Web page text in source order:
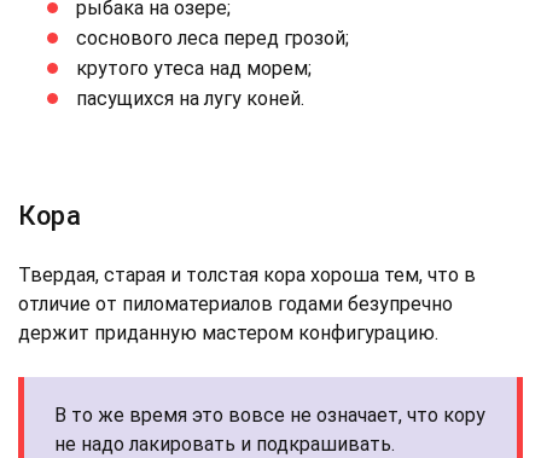
рыбака на озере;
соснового леса перед грозой;
крутого утеса над морем;
пасущихся на лугу коней.
Кора
Твердая, старая и толстая кора хороша тем, что в
отличие от пиломатериалов годами безупречно
держит приданную мастером конфигурацию.
В то же время это вовсе не означает, что кору
не надо лакировать и подкрашивать.